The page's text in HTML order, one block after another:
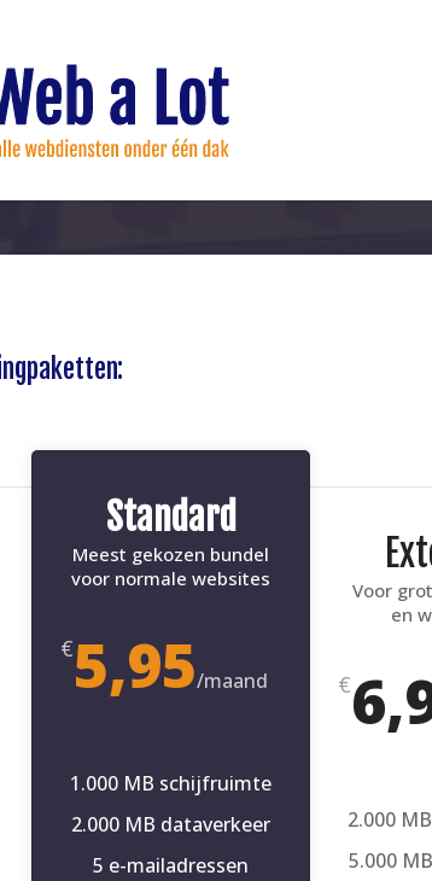
Standard
Meest gekozen bundel
voor normale websites
€5,95/maand
1.000 MB schijfruimte
2.000 MB dataverkeer
5 e-mailadressen
Voor
en
€
2.000
5.000